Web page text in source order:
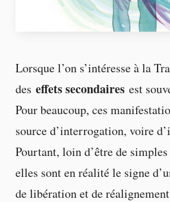
Lorsque l’on s’intéresse à la
des effets secondairesest
Pour beaucoup, ces
source d’interrogation, voire
Pourtant, loin d’être de simples
elles sont en réalité le signe
de libération et de